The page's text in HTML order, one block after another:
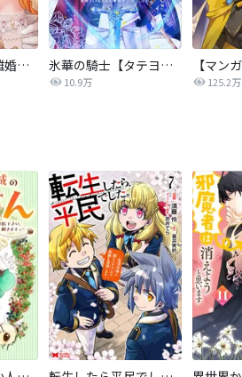
旦那様、稼いで離婚させていただきます！ 氷華の騎士【タテヨミ】
10.9万 125.2万